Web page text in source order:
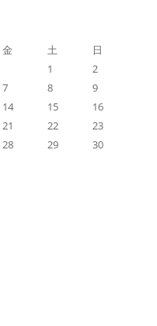
金 土
日
1
2
7 8
9
14 15
16
21 22
23
28 29
30